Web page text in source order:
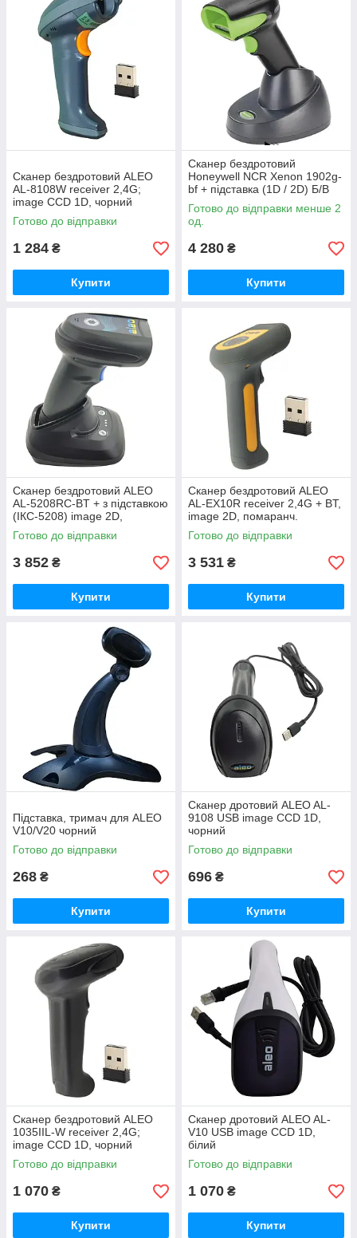
Сканер бездротовий ALEO
AL-8108W receiver 2,4G;
image CCD 1D, чорний
Готово до відправки
1 284 ₴
Купити
Сканер бездротовий
Honeywell NCR Xenon 1902g-
bf + підставка (1D / 2D) Б/В
Bluetooth+USB image 2D,
чорний
Готово до відправки менше 2
од.
4 280 ₴
Купити
Сканер бездротовий ALEO
AL-5208RC-BT + з підставкою
(ІКС-5208) image 2D,
Готово до відправки
3 852 ₴
Купити
Сканер бездротовий ALEO
AL-EX10R receiver 2,4G + BT,
image 2D, помаранч.
Готово до відправки
3 531 ₴
Купити
Підставка, тримач для ALEO
V10/V20 чорний
Готово до відправки
268 ₴
Купити
Сканер дротовий ALEO AL-
9108 USB image CCD 1D,
чорний
Готово до відправки
696 ₴
Купити
Сканер бездротовий ALEO
1035IIL-W receiver 2,4G;
image CCD 1D, чорний
Готово до відправки
1 070 ₴
Купити
Сканер дротовий ALEO AL-
V10 USB image CCD 1D,
білий
Готово до відправки
1 070 ₴
Купити